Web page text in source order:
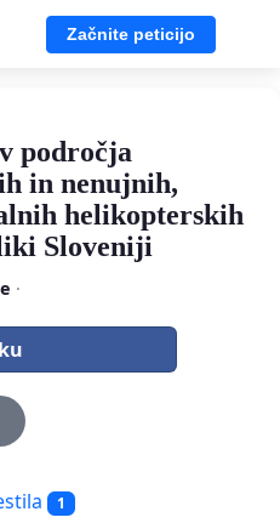
Začnite peticijo
področja
in nenujnih,
helikopterskih
Sloveniji
·
1